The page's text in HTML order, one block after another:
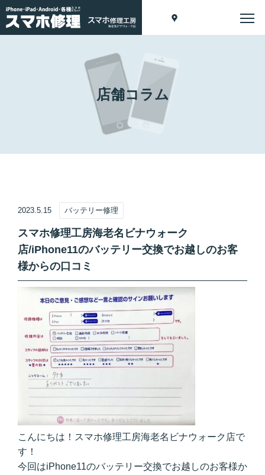
店舗コラム
2023.5.15 バッテリー修理
スマホ修理工房海老名ビナウォーク
店/iPhone11のバッテリー交換でお越しのお客
様からの口コミ
こんにちは！スマホ修理工房海老名ビナウォーク店で
す！
今回はiPhone11のバッテリー交換でお越しのお客様か